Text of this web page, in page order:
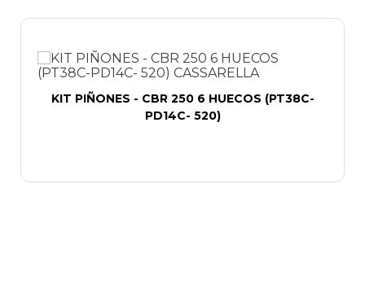
KIT PIÑONES - CBR 250 6 HUECOS (PT38C-
PD14C- 520)